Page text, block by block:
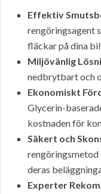
Effektiv
rengöringsagent
fläckar på dina
Miljövänlig
nedbrytbart och
Ekonomiskt
Glycerin-
kostnaden för
Säkert och
rengöringsmetod
deras
Experter